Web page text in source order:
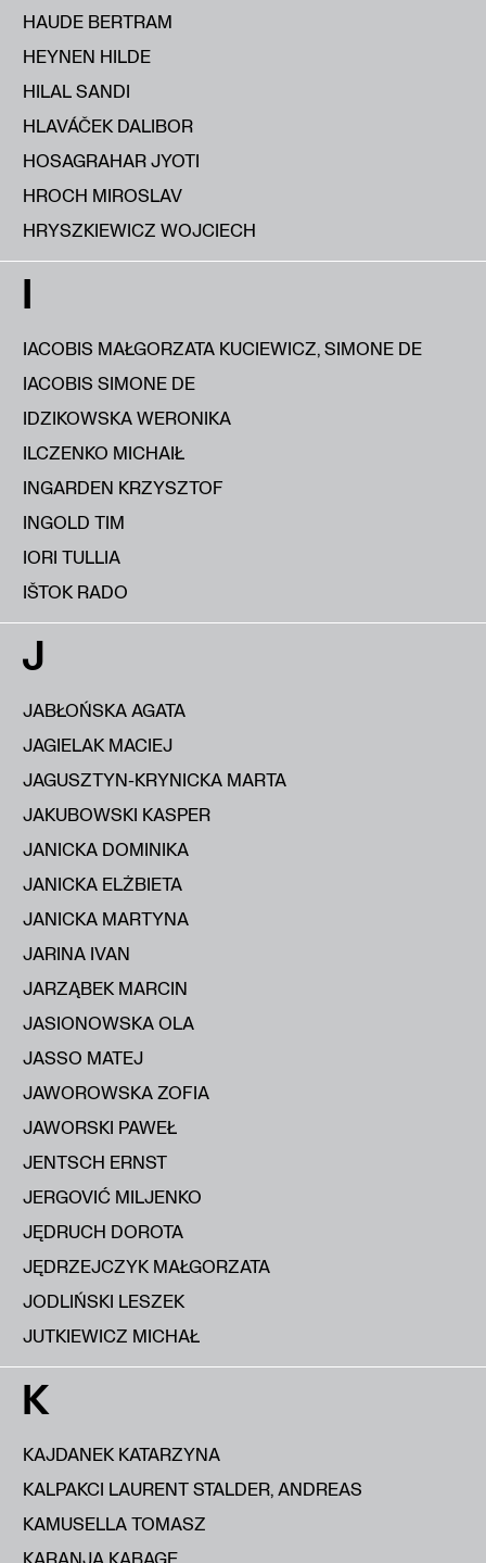
HAUDE BERTRAM
HEYNEN HILDE
HILAL SANDI
HLAVÁČEK DALIBOR
HOSAGRAHAR JYOTI
HROCH MIROSLAV
HRYSZKIEWICZ WOJCIECH
I
IACOBIS MAŁGORZATA KUCIEWICZ, SIMONE DE
IACOBIS SIMONE DE
IDZIKOWSKA WERONIKA
ILCZENKO MICHAIŁ
INGARDEN KRZYSZTOF
INGOLD TIM
IORI TULLIA
IŠTOK RADO
J
JABŁOŃSKA AGATA
JAGIELAK MACIEJ
JAGUSZTYN-KRYNICKA MARTA
JAKUBOWSKI KASPER
JANICKA DOMINIKA
JANICKA ELŻBIETA
JANICKA MARTYNA
JARINA IVAN
JARZĄBEK MARCIN
JASIONOWSKA OLA
JASSO MATEJ
JAWOROWSKA ZOFIA
JAWORSKI PAWEŁ
JENTSCH ERNST
JERGOVIĆ MILJENKO
JĘDRUCH DOROTA
JĘDRZEJCZYK MAŁGORZATA
JODLIŃSKI LESZEK
JUTKIEWICZ MICHAŁ
K
KAJDANEK KATARZYNA
KALPAKCI LAURENT STALDER, ANDREAS
KAMUSELLA TOMASZ
KARANJA KABAGE